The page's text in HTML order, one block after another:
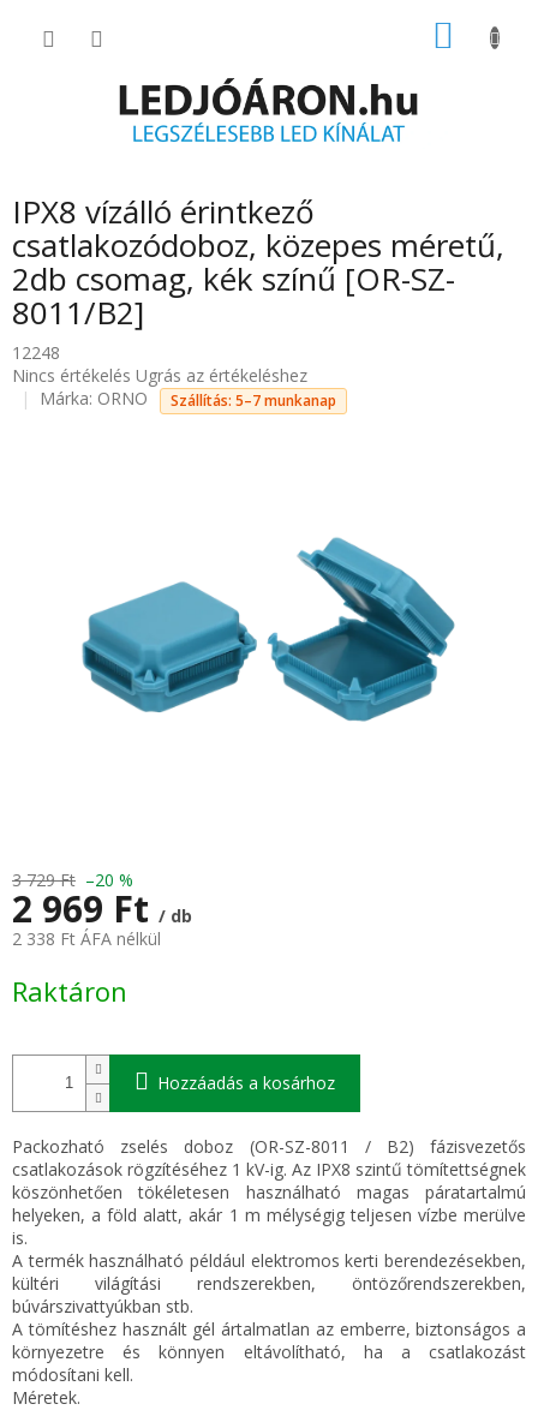
KOSÁR
IPX8 vízálló érintkező
csatlakozódoboz, közepes méretű,
2db csomag, kék színű [OR-SZ-
8011/B2]
12248
A
termék
Nincs értékelés Ugrás az értékeléshez
Márka: ORNO Szállítás: 5–7 munkanap
3 729 Ft –20 %
2 969 Ft / db
2 338 Ft ÁFA nélkül
Raktáron
Hozzáadás a kosárhoz
Packozható zselés doboz (OR-SZ-8011 / B2) fázisvezetős
csatlakozások rögzítéséhez 1 kV-ig. Az IPX8 szintű tömítettségnek
köszönhetően tökéletesen használható magas páratartalmú
helyeken, a föld alatt, akár 1 m mélységig teljesen vízbe merülve
is.
A termék használható például elektromos kerti berendezésekben,
kültéri világítási rendszerekben, öntözőrendszerekben,
búvárszivattyúkban stb.
A tömítéshez használt gél ártalmatlan az emberre, biztonságos a
környezetre és könnyen eltávolítható, ha a csatlakozást
módosítani kell.
Méretek.